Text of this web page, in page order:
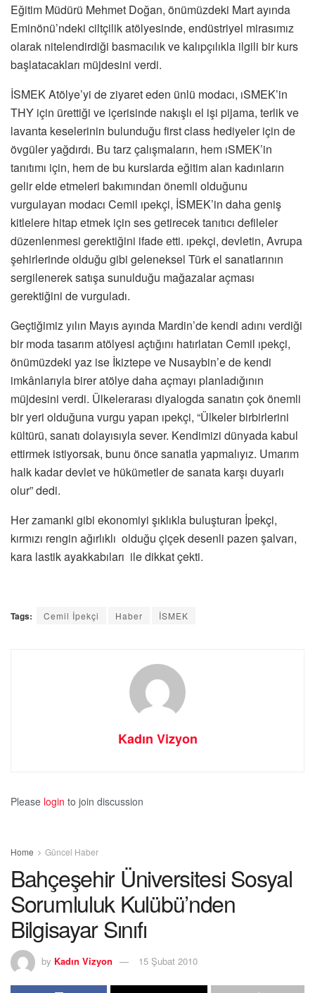
Eğitim Müdürü Mehmet Doğan, önümüzdeki Mart ayında
Eminönü’ndeki ciltçilik atölyesinde, endüstriyel mirasımız
olarak nitelendirdiği basmacılık ve kalıpçılıkla ilgili bir kurs
başlatacakları müjdesini verdi.
İSMEK Atölye’yi de ziyaret eden ünlü modacı, ıSMEK’in
THY için ürettiği ve içerisinde nakışlı el işi pijama, terlik ve
lavanta keselerinin bulunduğu first class hediyeler için de
övgüler yağdırdı. Bu tarz çalışmaların, hem ıSMEK’in
tanıtımı için, hem de bu kurslarda eğitim alan kadınların
gelir elde etmeleri bakımından önemli olduğunu
vurgulayan modacı Cemil ıpekçi, İSMEK’in daha geniş
kitlelere hitap etmek için ses getirecek tanıtıcı defileler
düzenlenmesi gerektiğini ifade etti. ıpekçi, devletin, Avrupa
şehirlerinde olduğu gibi geleneksel Türk el sanatlarının
sergilenerek satışa sunulduğu mağazalar açması
gerektiğini de vurguladı.
Geçtiğimiz yılın Mayıs ayında Mardin’de kendi adını verdiği
bir moda tasarım atölyesi açtığını hatırlatan Cemil ıpekçi,
önümüzdeki yaz ise İkiztepe ve Nusaybin’e de kendi
imkânlarıyla birer atölye daha açmayı planladığının
müjdesini verdi. Ülkelerarası diyalogda sanatın çok önemli
bir yeri olduğuna vurgu yapan ıpekçi, “Ülkeler birbirlerini
kültürü, sanatı dolayısıyla sever. Kendimizi dünyada kabul
ettirmek istiyorsak, bunu önce sanatla yapmalıyız. Umarım
halk kadar devlet ve hükümetler de sanata karşı duyarlı
olur” dedi.
Her zamanki gibi ekonomiyi şıklıkla buluşturan İpekçi,
kırmızı rengin ağırlıklı olduğu çiçek desenli pazen şalvarı,
kara lastik ayakkabıları ile dikkat çekti.
Tags: Cemil İpekçi Haber İSMEK
Kadın Vizyon
Please login to join discussion
Home Güncel Haber
Bahçeşehir Üniversitesi Sosyal
Sorumluluk Kulübü’nden
Bilgisayar Sınıfı
by Kadın Vizyon 15 Şubat 2010